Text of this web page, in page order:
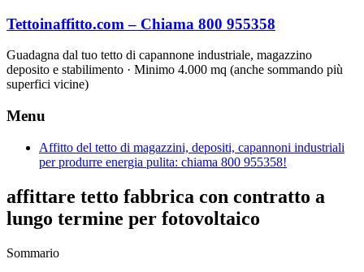
Vai
contenuto
Tettoinaffitto.com – Chiama 800 955358
Guadagna dal tuo tetto di capannone industriale, magazzino
deposito e stabilimento · Minimo 4.000 mq (anche sommando più
superfici vicine)
Menu
Affitto del tetto di magazzini, depositi, capannoni industriali
per produrre energia pulita: chiama 800 955358!
affittare tetto fabbrica con contratto a
lungo termine per fotovoltaico
Sommario